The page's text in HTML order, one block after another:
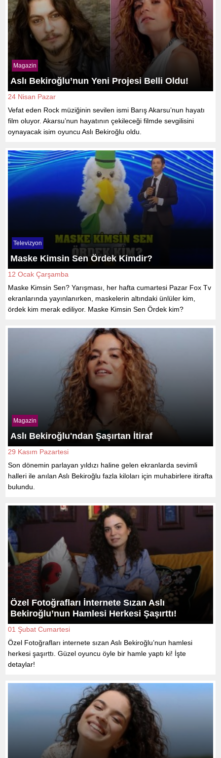
Magazin
Aslı Bekiroğlu’nun Yeni Projesi Belli Oldu!
24 Nisan Pazar
Vefat eden Rock müziğinin sevilen ismi Barış Akarsu’nun hayatı
film oluyor. Akarsu’nun hayatının çekileceği filmde sevgilisini
oynayacak isim oyuncu Aslı Bekiroğlu oldu.
Televizyon
Maske Kimsin Sen Ördek Kimdir?
12 Ocak Çarşamba
Maske Kimsin Sen? Yarışması, her hafta cumartesi Pazar Fox Tv
ekranlarında yayınlanırken, maskelerin altındaki ünlüler kim,
ördek kim merak ediliyor. Maske Kimsin Sen Ördek kim?
Magazin
Aslı Bekiroğlu'ndan Şaşırtan İtiraf
29 Kasım Pazartesi
Son dönemin parlayan yıldızı haline gelen ekranlarda sevimli
halleri ile anılan Aslı Bekiroğlu fazla kiloları için muhabirlere itirafta
bulundu.
Özel Fotoğrafları İnternete Sızan Aslı
Bekiroğlu’nun Hamlesi Herkesi Şaşırttı!
01 Şubat Cumartesi
Özel Fotoğrafları internete sızan Aslı Bekiroğlu’nun hamlesi
herkesi şaşırttı. Güzel oyuncu öyle bir hamle yaptı ki! İşte
detaylar!